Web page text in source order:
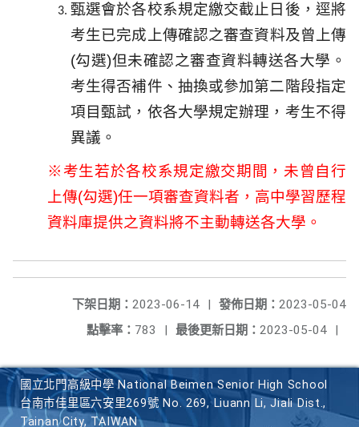
甄選會於各校系規定繳交截止日後， 逕將
考生已完成上傳確認之審查資料及曾上傳
(勾選)但未確認之審查資料轉送各大學。
考生得否補件、 抽換或參加第二階段指定
項目甄試，依各大學規定辦理， 考生不得
異議。
※考生若於各校系規定繳交期間，未曾自行
上傳(勾選)任一項審查資料者，高中學習歷程
資料庫提供之資料將不主動轉送各大學。
發佈日期： 2023-05-04
下架日期： 2023-06-14
|
最後更新日期： 2023-05-04 |
點擊率： 783 |
國立北門高級中學 National Beimen Senior High School
台南市佳里區六安里269號 No. 269, Liuann Li, Jiali Dist.,
Tainan City, TAIWAN